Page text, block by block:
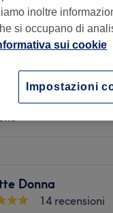
Donna
14 recensioni
inoltre
si occupano di
sui cookie
Impostazioni